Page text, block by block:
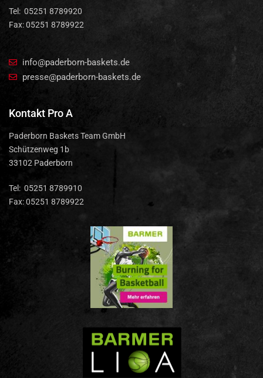
Tel: 05251 8789920
Fax: 05251 8789922
info@paderborn-baskets.de
presse@paderborn-baskets.de
Kontakt Pro A
Paderborn Baskets Team GmbH
Schützenweg 1b
33102 Paderborn
Tel: 05251 8789910
Fax: 05251 8789922